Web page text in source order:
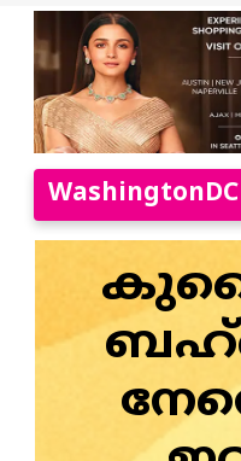
WashingtonDC